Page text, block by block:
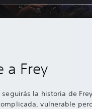
a Frey
seguirás la historia de
vulnerable